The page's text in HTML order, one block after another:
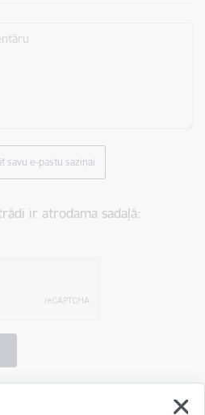
savu e-pastu saziņai
ir atrodama sadaļā: